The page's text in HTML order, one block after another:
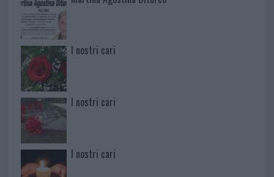
I nostri cari
I nostri cari
I nostri cari